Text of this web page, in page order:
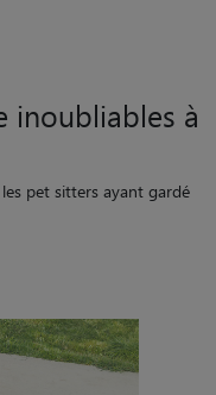
inoubliables à
pet sitters ayant gardé